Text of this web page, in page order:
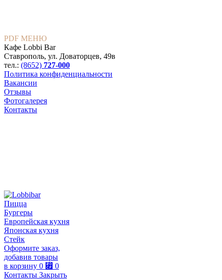
PDF МЕНЮ
Кафе Lobbi Bar
Ставрополь, ул. Доваторцев, 49в
тел.: (8652) 727-000
Политика конфиденциальности
Вакансии
Отзывы
Фотогалерея
Контакты
Пицца
Бургеры
Европейская кухня
Японская кухня
Стейк
Оформите заказ,
добавив товары
в корзину 0 ⃏ 0
Контакты Закрыть